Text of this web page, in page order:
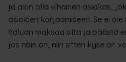
ja aion olla vihainen asiakas,
asioiden korjaamiseen. Se ei
haluan maksaa siitä ja päästä
jos näin on, niin sitten kyse on